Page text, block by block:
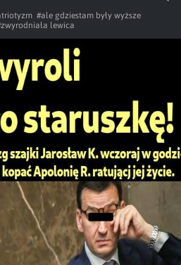
#ale gdziestam były wyższe
lewica